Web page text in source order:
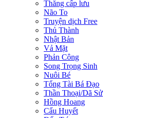
Thăng cấp lưu
Não To
Truyện dịch Free
Thủ Thành
Nhật Bản
Vả Mặt
Phản Công
Song Trọng Sinh
Nuôi Bé
Tổng Tài Bá Đạo
Thần Thoại/Dã Sử
Hồng Hoang
Cẩu Huyết